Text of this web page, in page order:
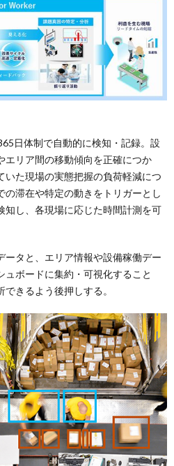
日体制で自動的に検知・記録。設
エリア間の移動傾向を正確につか
いた現場の実態把握の負荷軽減につ
の滞在や特定の動きをトリガーとし
知し、各現場に応じた時間計測を可
ータと、エリア情報や設備稼働デー
ュボードに集約・可視化すること
きるよう後押しする。